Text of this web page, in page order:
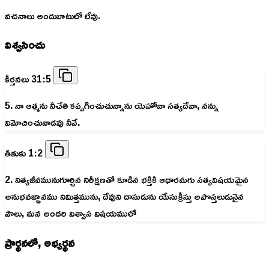
వచనాలు అందుబాటులో లేవు.
విశ్వసించు
కీర్తనలు 31:5
5. నా ఆత్మను నీచేతి కప్పగించుచున్నాను యెహోవా సత్యదేవా, నన్ను
విమోచించువాడవు నీవే.
తీతుకు 1:2
2. నిత్యజీవమునుగూర్చిన నిరీక్షణతో కూడిన భక్తికి ఆధారమగు సత్యవిషయమైన
అనుభవజ్ఞానము నిమిత్తమును, దేవుని దాసుడును యేసుక్రీస్తు అపొస్తలుడునైన
పౌలు, మన అందరి విశ్వాస విషయములో
ప్రార్థనలో, అభ్యర్థన